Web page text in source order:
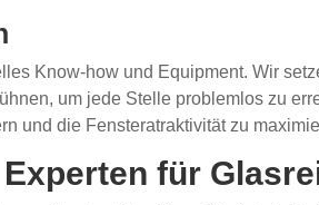
Know-how und Equipment. Wir
um jede Stelle problemlos zu
und die Fensteratraktivität zu
für